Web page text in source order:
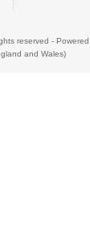
reserved -
and Wales)